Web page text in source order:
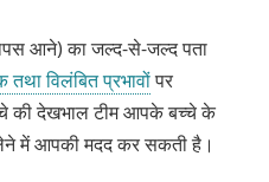
आने) का जल्द-से-जल्द पता
तथा विलंबित प्रभावोंपर
की देखभाल टीम आपके बच्चे के
लेने में आपकी मदद कर सकती है।